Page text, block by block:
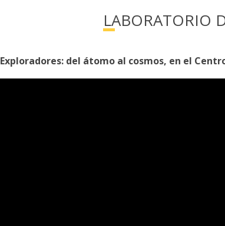
LABORATORIO
Exploradores: del átomo al cosmos, en el